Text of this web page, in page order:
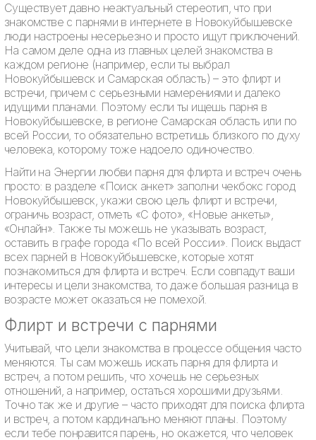
Существует давно неактуальный стереотип, что при
знакомстве с парнями в интернете в Новокуйбышевске
люди настроены несерьезно и просто ищут приключений.
На самом деле одна из главных целей знакомства в
каждом регионе (например, если ты выбрал
Новокуйбышевск и Самарская область) – это флирт и
встречи, причем с серьезными намерениями и далеко
идущими планами. Поэтому если ты ищешь парня в
Новокуйбышевске, в регионе Самарская область или по
всей России, то обязательно встретишь близкого по духу
человека, которому тоже надоело одиночество.
Найти на Энергии любви парня для флирта и встреч очень
просто: в разделе «Поиск анкет» заполни чекбокс город
Новокуйбышевск, укажи свою цель флирт и встречи,
ограничь возраст, отметь «С фото», «Новые анкеты»,
«Онлайн». Также ты можешь не указывать возраст,
оставить в графе города «По всей России». Поиск выдаст
всех парней в Новокуйбышевске, которые хотят
познакомиться для флирта и встреч. Если совпадут ваши
интересы и цели знакомства, то даже большая разница в
возрасте может оказаться не помехой.
Флирт и встречи с парнями
Учитывай, что цели знакомства в процессе общения часто
меняются. Ты сам можешь искать парня для флирта и
встреч, а потом решить, что хочешь не серьезных
отношений, а например, остаться хорошими друзьями.
Точно так же и другие – часто приходят для поиска флирта
и встреч, а потом кардинально меняют планы. Поэтому
если тебе понравится парень, но окажется, что человек